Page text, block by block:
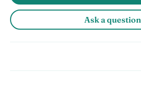
Ask a question